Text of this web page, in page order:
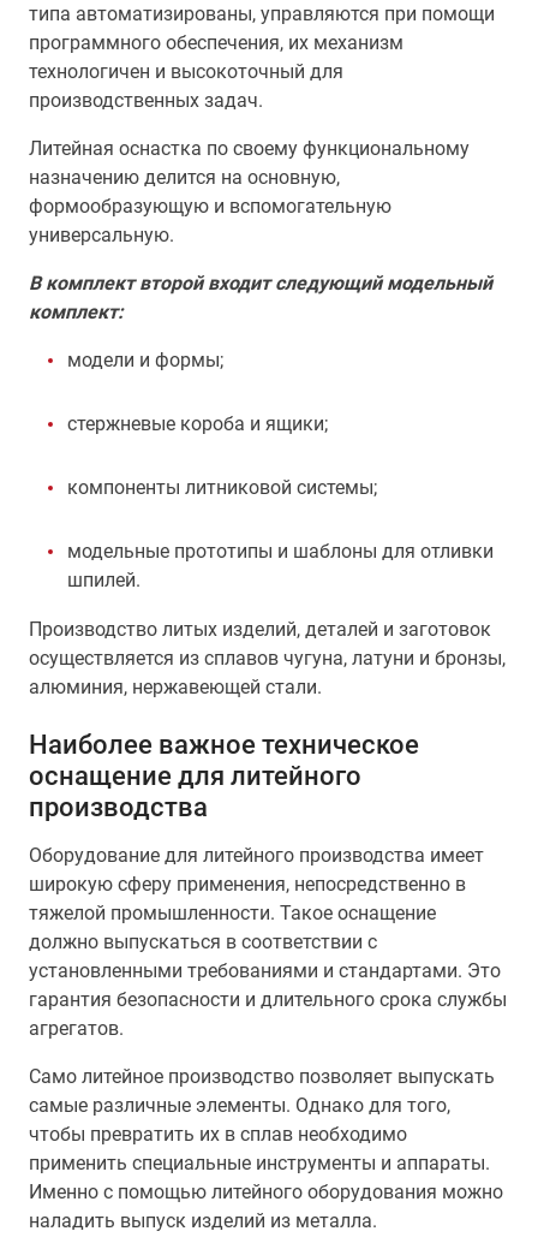
типа автоматизированы, управляются при помощи
программного обеспечения, их механизм
технологичен и высокоточный для
производственных задач.
Литейная оснастка по своему функциональному
назначению делится на основную,
формообразующую и вспомогательную
универсальную.
В комплект второй входит следующий модельный
комплект:
модели и формы;
стержневые короба и ящики;
компоненты литниковой системы;
модельные прототипы и шаблоны для отливки
шпилей.
Производство литых изделий, деталей и заготовок
осуществляется из сплавов чугуна, латуни и бронзы,
алюминия, нержавеющей стали.
Наиболее важное техническое
оснащение для литейного
производства
Оборудование для литейного производства имеет
широкую сферу применения, непосредственно в
тяжелой промышленности. Такое оснащение
должно выпускаться в соответствии с
установленными требованиями и стандартами. Это
гарантия безопасности и длительного срока службы
агрегатов.
Само литейное производство позволяет выпускать
самые различные элементы. Однако для того,
чтобы превратить их в сплав необходимо
применить специальные инструменты и аппараты.
Именно с помощью литейного оборудования можно
наладить выпуск изделий из металла.